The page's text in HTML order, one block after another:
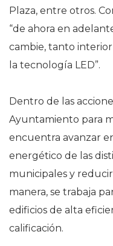
Plaza, entre otros.
“de ahora en
cambie, tanto
la tecnología LED”.
Dentro de las
Ayuntamiento para
encuentra avanzar
energético de las
municipales y reducir
manera, se trabaja
edificios de alta
calificación.